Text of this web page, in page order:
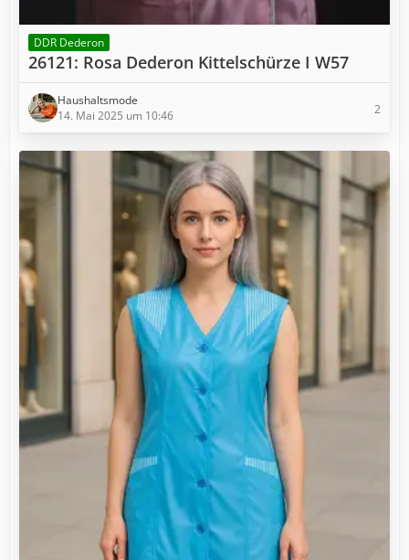
DDR Dederon
26121: Rosa Dederon Kittelschürze I W57
Haushaltsmode
14. Mai 2025 um 10:46
2